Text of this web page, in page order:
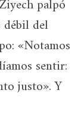
palpó
débil del
«Notamos
sentir:
justo». Y